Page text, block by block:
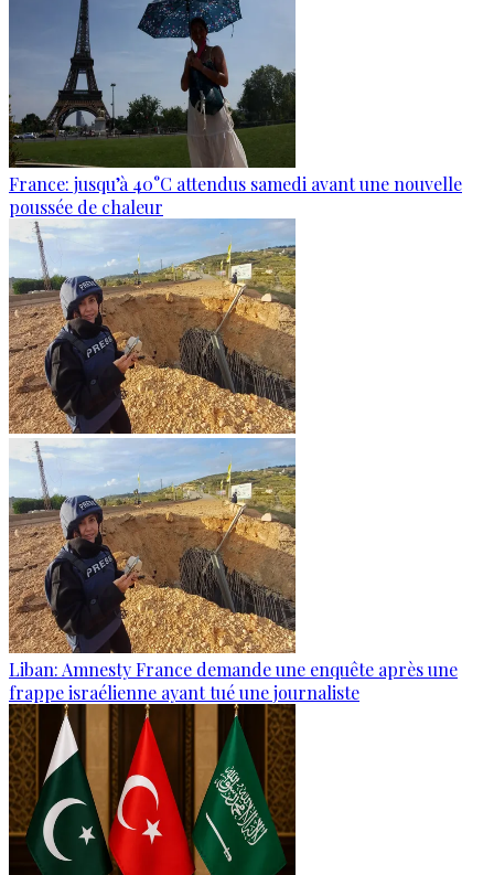
France: jusqu’à 40°C attendus samedi avant une nouvelle
poussée de chaleur
Liban: Amnesty France demande une enquête après une
frappe israélienne ayant tué une journaliste